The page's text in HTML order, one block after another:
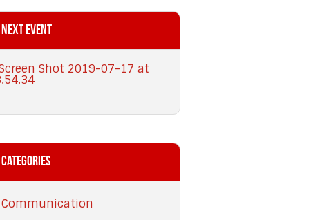
Next Event
Categories
Communication